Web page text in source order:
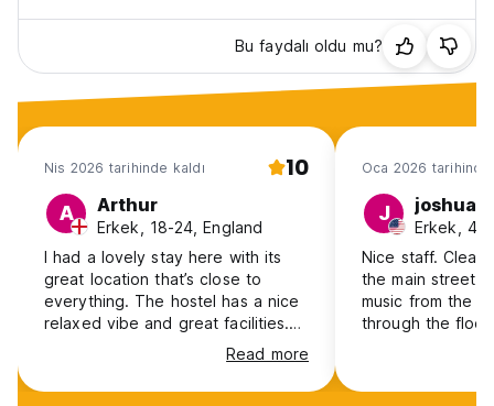
Bu faydalı oldu mu?
Nis 2026 tarihinde kaldı 10
A Arthur
Erkek, 18-24, England
I had a lovely stay here with its
great location that’s close to
everything. The hostel has a nice
relaxed vibe and great facilities.
My personal highlight was great
hosting and great pets with such a
cute cat and Maria the dog :)
Read more
Oca 2026 tarihinde
J joshua
Erkek,
Nice staff. Clean
the main street,
music from the
through the floor